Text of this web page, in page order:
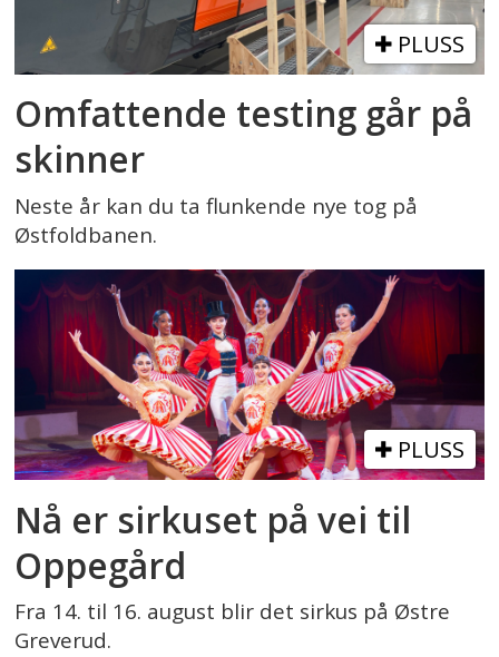
PLUSS
Omfattende testing går på
skinner
Neste år kan du ta flunkende nye tog på
Østfoldbanen.
PLUSS
Nå er sirkuset på vei til
Oppegård
Fra 14. til 16. august blir det sirkus på Østre
Greverud.